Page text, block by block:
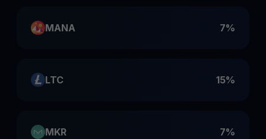
MANA 7%
LTC 15%
MKR 7%